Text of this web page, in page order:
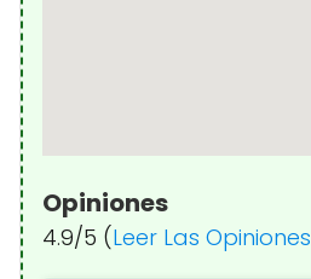
Opiniones
4.9/5 (Leer Las Opiniones